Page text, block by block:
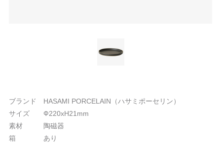
ブランド HASAMI PORCELAIN（ハサミポーセリン）
サイズ Ф220xH21mm
素材 陶磁器
箱 あり